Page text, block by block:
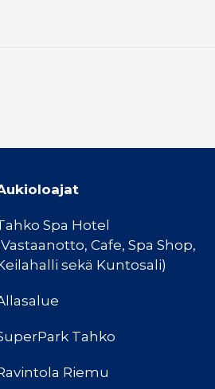
Spa Hotel
Cafe, Spa Shop,
sekä Kuntosali)
Tahko
Riemu